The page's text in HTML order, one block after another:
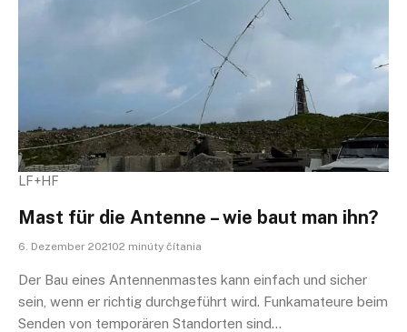
LF+HF
Mast für die Antenne – wie baut man ihn?
6. Dezember 202102 minúty čítania
Der Bau eines Antennenmastes kann einfach und sicher
sein, wenn er richtig durchgeführt wird. Funkamateure beim
Senden von temporären Standorten sind…